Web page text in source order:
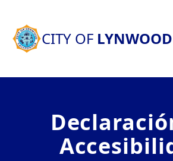
CITY OF LYNWOOD